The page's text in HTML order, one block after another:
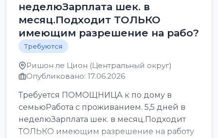
неделюЗарплата шек. в
месяц.Подходит ТОЛЬКО
имеющим разрешение на рабо?
Требуются
Ришон ле Цион (Центральный округ)
Опубликовано: 17.06.2026
Требуется ПОМОЩНИЦА к по дому в
семьюРабота с проживанием. 5,5 дней в
неделюЗарплата шек. в месяц.Подходит
ТОЛЬКО имеющим разрешение на работу